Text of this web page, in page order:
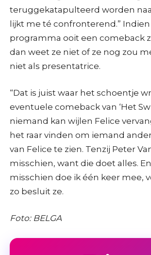
teruggekatapulteerd worden
lijkt me té confronterend.”
programma ooit een comeback
dan weet ze niet of ze nog zou
niet als presentatrice.
“Dat is juist waar het schoentje
eventuele comeback van ‘Het
niemand kan wijlen Felice
het raar vinden om iemand
van Felice te zien. Tenzij Peter
misschien, want die doet alles.
misschien doe ik één keer mee,
zo besluit ze.
Foto: BELGA